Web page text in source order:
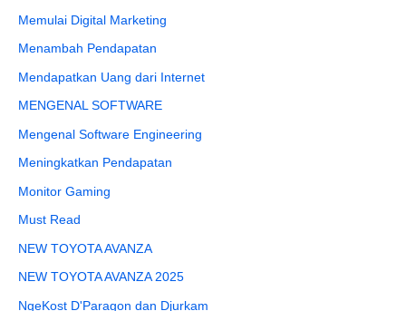
Memulai Digital Marketing
Menambah Pendapatan
Mendapatkan Uang dari Internet
MENGENAL SOFTWARE
Mengenal Software Engineering
Meningkatkan Pendapatan
Monitor Gaming
Must Read
NEW TOYOTA AVANZA
NEW TOYOTA AVANZA 2025
NgeKost D'Paragon dan Djurkam